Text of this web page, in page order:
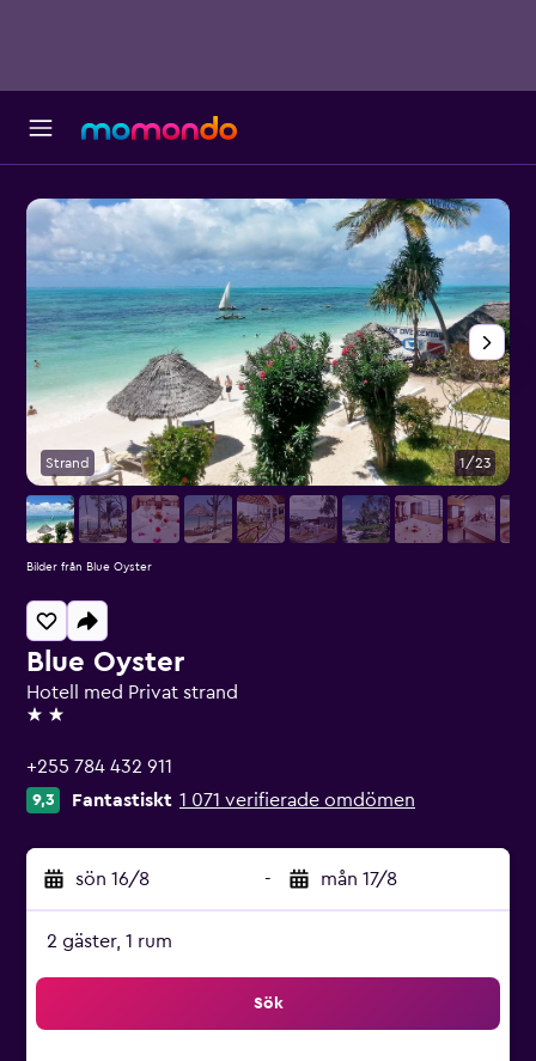
Blue Oyster
Hotell med Privat strand
2 stjärnor
+255 784 432 911
9,3 Fantastiskt 1 071 verifierade omdömen
sön 16/8 - mån 17/8
2 gäster, 1 rum
Sök
Strand 1/23
Bilder från Blue Oyster